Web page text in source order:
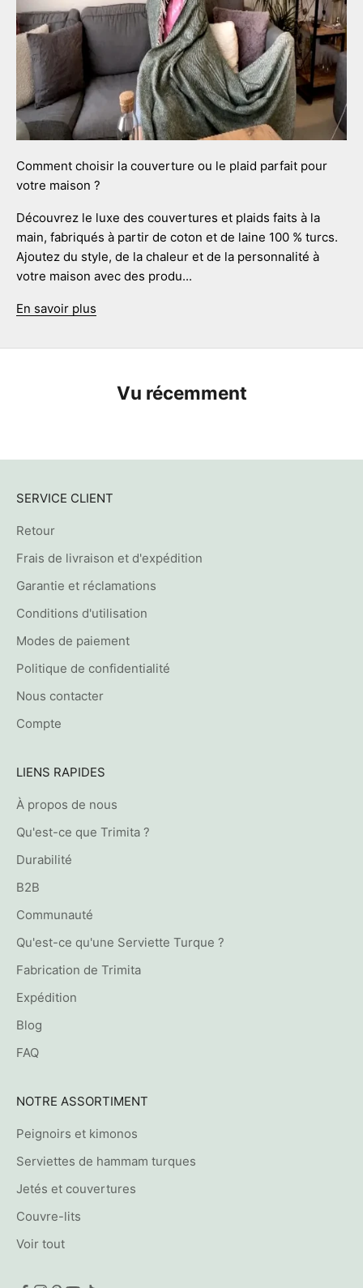
Comment choisir la couverture ou le plaid parfait pour
votre maison ?
Découvrez le luxe des couvertures et plaids faits à la
main, fabriqués à partir de coton et de laine 100 % turcs.
Ajoutez du style, de la chaleur et de la personnalité à
votre maison avec des produ...
En savoir plus
Vu récemment
SERVICE CLIENT
Retour
Frais de livraison et d'expédition
Garantie et réclamations
Conditions d'utilisation
Modes de paiement
Politique de confidentialité
Nous contacter
Compte
LIENS RAPIDES
À propos de nous
Qu'est-ce que Trimita ?
Durabilité
B2B
Communauté
Qu'est-ce qu'une Serviette Turque ?
Fabrication de Trimita
Expédition
Blog
FAQ
NOTRE ASSORTIMENT
Peignoirs et kimonos
Serviettes de hammam turques
Jetés et couvertures
Couvre-lits
Voir tout